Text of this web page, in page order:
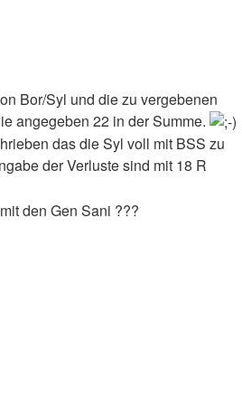
Bor/Syl und die zu vergebenen
angegeben 22 in der Summe.
das die Syl voll mit BSS zu
der Verluste sind mit 18 R
den Gen Sani ???